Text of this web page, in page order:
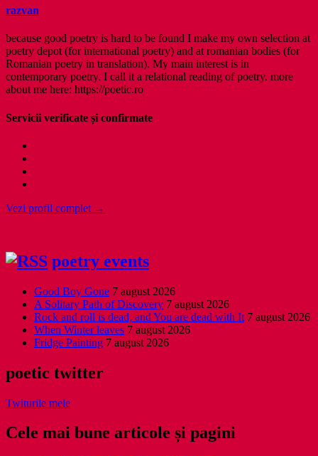
razvan
because good poetry is hard to be found I make my own selection at
poetry depot (for international poetry) and at romanian bodies (for
Romanian poetry in translation). My main interest is in
contemporary poetry. I call it a relational reading of poetry. more
about me here: https://poetic.ro
Servicii verificate și confirmate
Vezi profil complet →
poetry events
Good Boy Gone 7 august 2026
A Solitary Path of Discovery 7 august 2026
Rock and roll is dead, and You are dead with It 7 august 2026
When Winter leaves 7 august 2026
Fridge Painting 7 august 2026
poetic twitter
Twiturile mele
Cele mai bune articole și pagini